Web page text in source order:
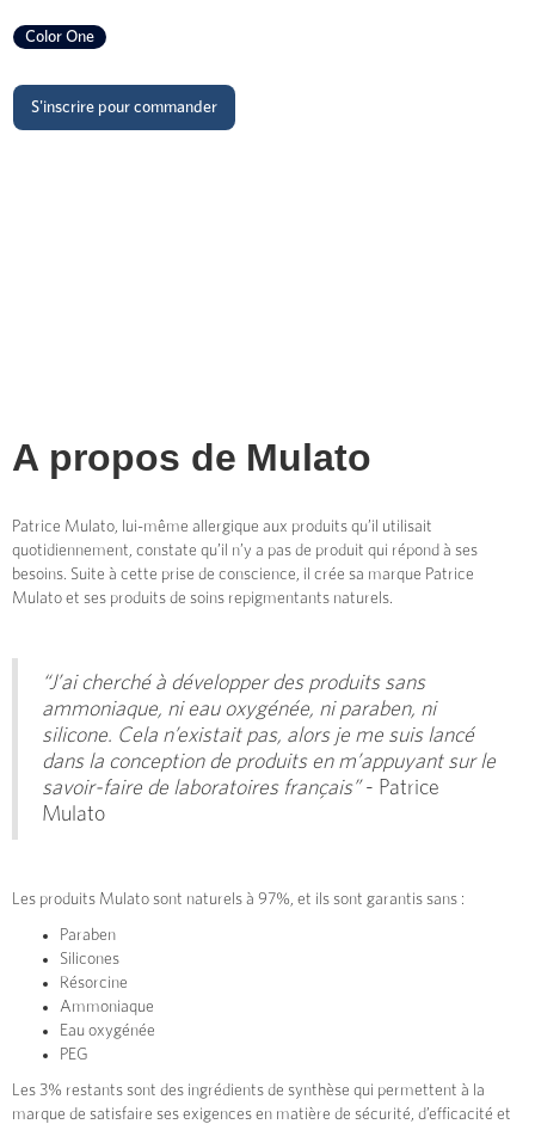
Color One
S'inscrire pour commander
A propos de Mulato
Patrice Mulato, lui-même allergique aux produits qu’il utilisait
quotidiennement, constate qu’il n’y a pas de produit qui répond à ses
besoins. Suite à cette prise de conscience, il crée sa marque Patrice
Mulato et ses produits de soins repigmentants naturels.
“J’ai cherché à développer des produits sans
ammoniaque, ni eau oxygénée, ni paraben, ni
silicone. Cela n’existait pas, alors je me suis lancé
dans la conception de produits en m’appuyant sur le
savoir-faire de laboratoires français”- Patrice
Mulato
Les produits Mulato sont naturels à 97%, et ils sont garantis sans :
Paraben
Silicones
Résorcine
Ammoniaque
Eau oxygénée
PEG
Les 3% restants sont des ingrédients de synthèse qui permettent à la
marque de satisfaire ses exigences en matière de sécurité, d’efficacité et